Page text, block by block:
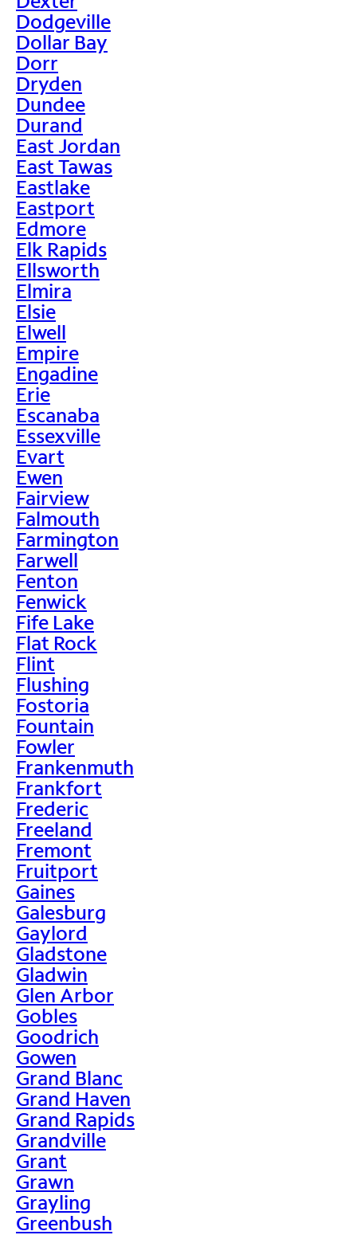
Dodgeville
Dollar Bay
Dorr
Dryden
Dundee
Durand
East Jordan
East Tawas
Eastlake
Eastport
Edmore
Elk Rapids
Ellsworth
Elmira
Elsie
Elwell
Empire
Engadine
Erie
Escanaba
Essexville
Evart
Ewen
Fairview
Falmouth
Farmington
Farwell
Fenton
Fenwick
Fife Lake
Flat Rock
Flint
Flushing
Fostoria
Fountain
Fowler
Frankenmuth
Frankfort
Frederic
Freeland
Fremont
Fruitport
Gaines
Galesburg
Gaylord
Gladstone
Gladwin
Glen Arbor
Gobles
Goodrich
Gowen
Grand Blanc
Grand Haven
Grand Rapids
Grandville
Grant
Grawn
Grayling
Greenbush